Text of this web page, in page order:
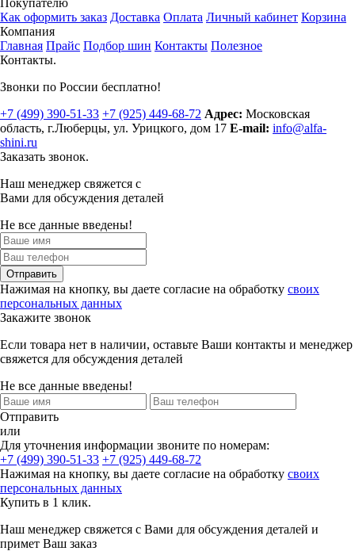
Как оформить заказ Доставка Оплата Личный кабинет Корзина
Компания
Главная Прайс Подбор шин Контакты Полезное
Контакты.
Звонки по России бесплатно!
+7 (499) 390-51-33 +7 (925) 449-68-72 Адрес: Московская
область, г.Люберцы, ул. Урицкого, дом 17 E-mail: info@alfa-
shini.ru
Заказать звонок.
Наш менеджер свяжется с
Вами для обсуждения деталей
Не все данные введены!
Отправить
Нажимая на кнопку, вы даете согласие на обработку своих
персональных данных
Закажите звонок
Если товара нет в наличии, оставьте Ваши контакты и менеджер
свяжется для обсуждения деталей
Не все данные введены!
Отправить
или
Для уточнения информации звоните по номерам:
+7 (499) 390-51-33 +7 (925) 449-68-72
Нажимая на кнопку, вы даете согласие на обработку своих
персональных данных
Купить в 1 клик.
Наш менеджер свяжется с Вами для обсуждения деталей и
примет Ваш заказ